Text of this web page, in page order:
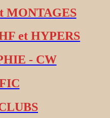
MONTAGES
et HYPERS
- CW